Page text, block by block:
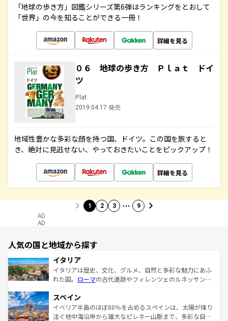
「地球の歩き方」図鑑シリーズ第6弾はランキングをとおして
「世界」の今を知ることができる一冊！
詳細を見る
０６ 地球の歩き方 Ｐｌａｔ ドイ
ツ
Plat
2019.04.17 発売
地域性豊かな多彩な顔を持つ国、ドイツ。この国を旅すると
き、絶対に見逃せない、やっておきたいことをピックアップ！
詳細を見る
1 2 3 … 9
AD
AD
人気の国と地域から探す
イタリア
イタリアは歴史、文化、グルメ、自然と多彩な魅力にあふ
れた国。 ローマの古代遺跡やフィレンツェのルネッサンス
ろん、トスカーナの美しい田園風景やアマルフィ海岸の絶
景など、自然景観も見逃せない。観光の合間には、本場の
ピザやパスタなど、絶品のイタリア料理を堪能することも
スペイン
イベリア半島のほぼ80％を占めるスペインは、太陽が降り
注ぐ地中海沿岸から雄大なピレネー山脈まで、多彩な自然